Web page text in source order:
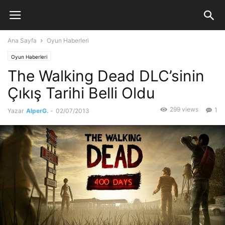
Ana Sayfa Oyun Haberleri
Oyun Haberleri
The Walking Dead DLC’sinin
Çıkış Tarihi Belli Oldu
Yazar AlperG. - 02/07/2013 1
299 views